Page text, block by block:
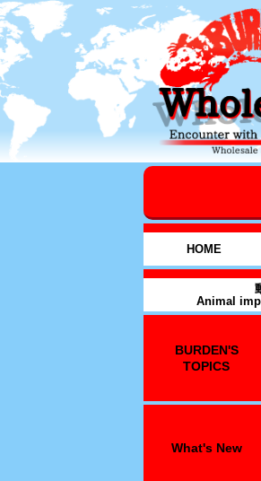
HOME
Animal
BURDEN'S
TOPICS
年1月14日元従業員に対する略式命令の発
What's New
メリカビーバーが入荷しております